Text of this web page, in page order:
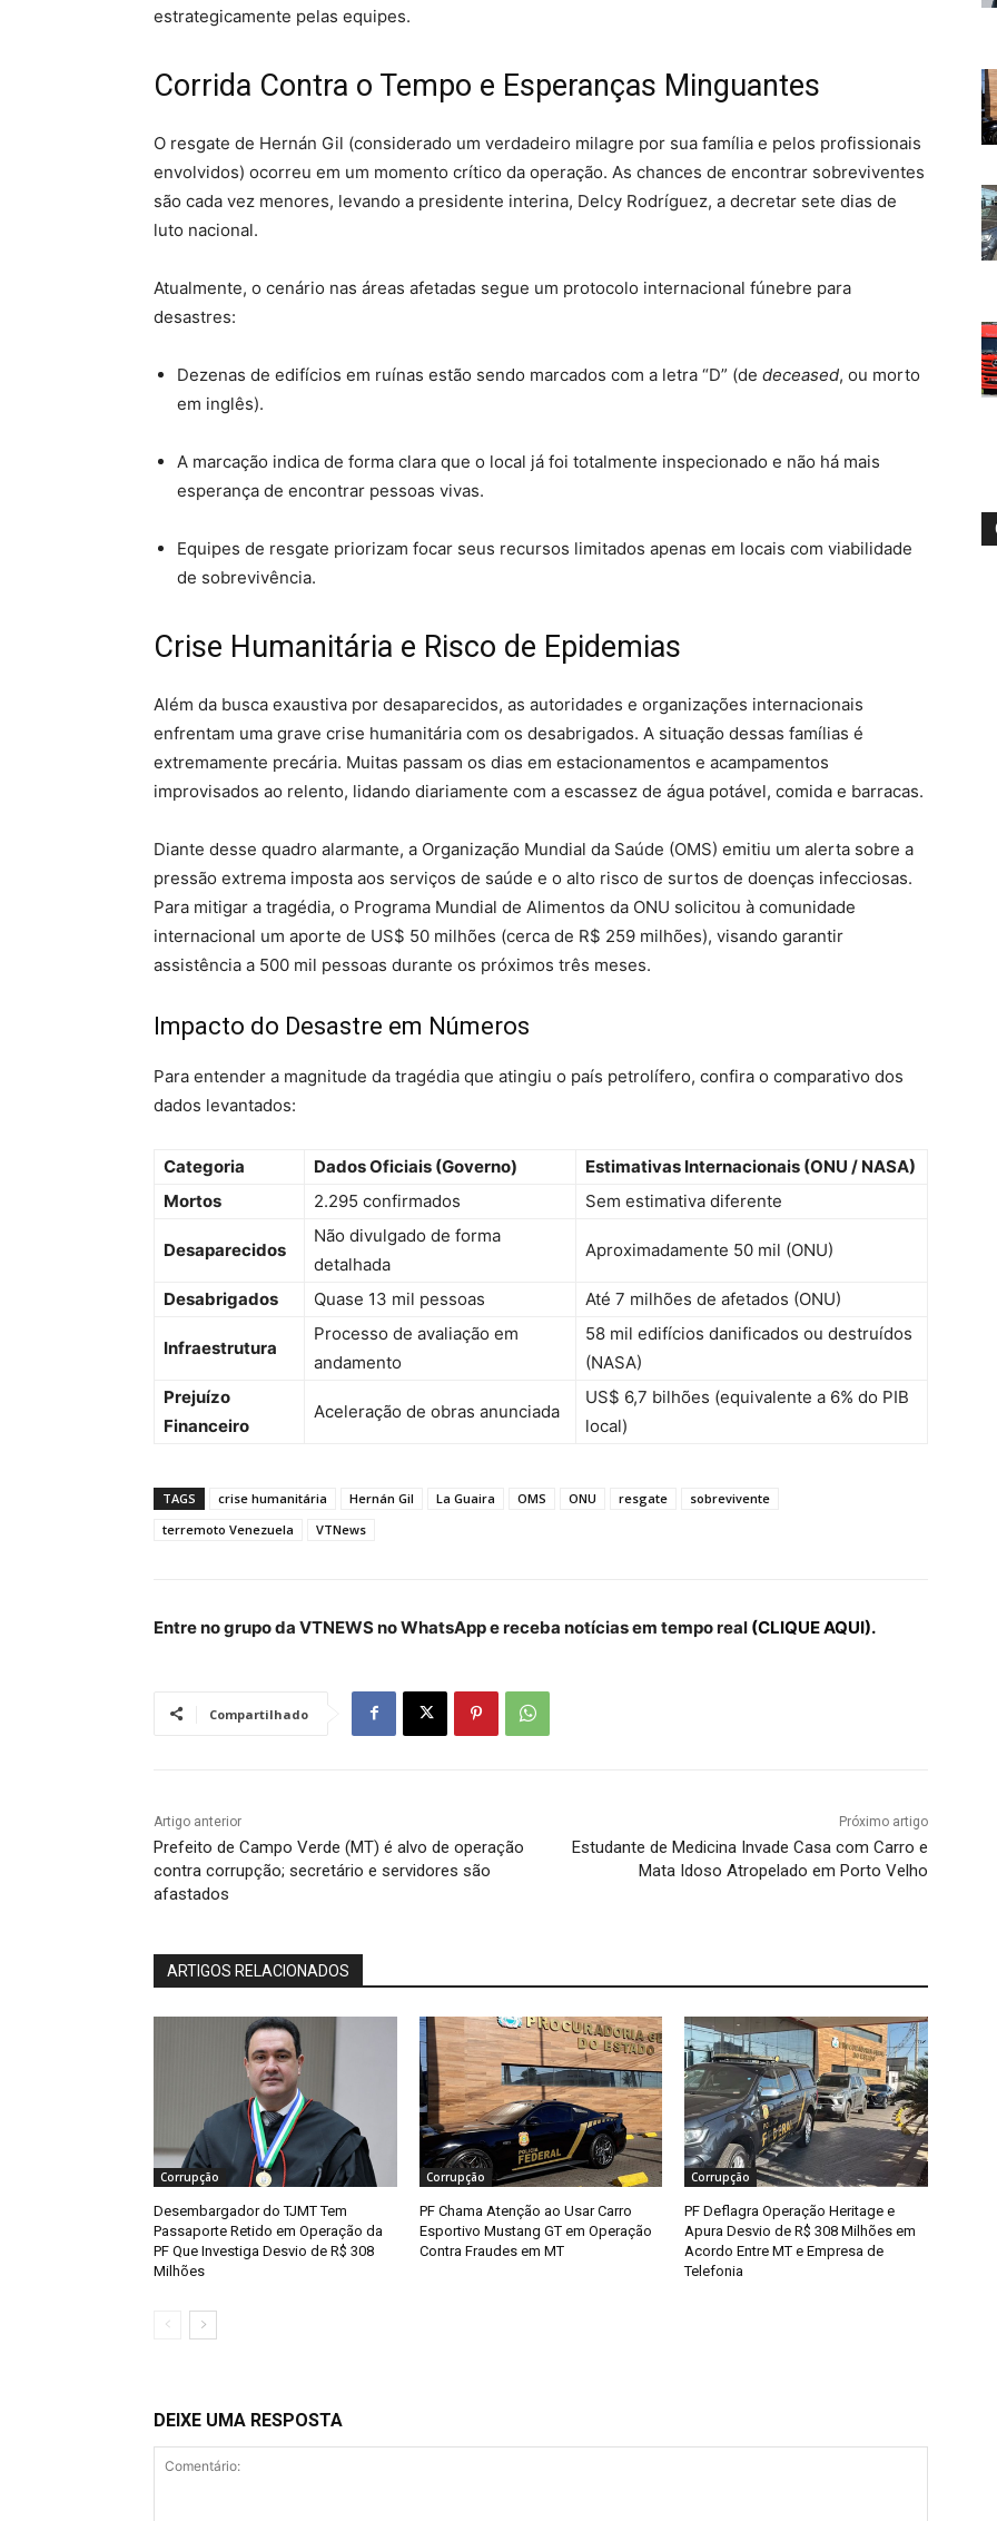
estrategicamente pelas equipes.
Corrida Contra o Tempo e Esperanças Minguantes
O resgate de Hernán Gil (considerado um verdadeiro milagre por sua família e pelos profissionais
envolvidos) ocorreu em um momento crítico da operação. As chances de encontrar sobreviventes
são cada vez menores, levando a presidente interina, Delcy Rodríguez, a decretar sete dias de
luto nacional.
Atualmente, o cenário nas áreas afetadas segue um protocolo internacional fúnebre para
desastres:
Dezenas de edifícios em ruínas estão sendo marcados com a letra “D” (de deceased, ou morto
em inglês).
A marcação indica de forma clara que o local já foi totalmente inspecionado e não há mais
esperança de encontrar pessoas vivas.
Equipes de resgate priorizam focar seus recursos limitados apenas em locais com viabilidade
de sobrevivência.
Crise Humanitária e Risco de Epidemias
Além da busca exaustiva por desaparecidos, as autoridades e organizações internacionais
enfrentam uma grave crise humanitária com os desabrigados. A situação dessas famílias é
extremamente precária. Muitas passam os dias em estacionamentos e acampamentos
improvisados ao relento, lidando diariamente com a escassez de água potável, comida e barracas.
Diante desse quadro alarmante, a Organização Mundial da Saúde (OMS) emitiu um alerta sobre a
pressão extrema imposta aos serviços de saúde e o alto risco de surtos de doenças infecciosas.
Para mitigar a tragédia, o Programa Mundial de Alimentos da ONU solicitou à comunidade
internacional um aporte de US$ 50 milhões (cerca de R$ 259 milhões), visando garantir
assistência a 500 mil pessoas durante os próximos três meses.
Impacto do Desastre em Números
Para entender a magnitude da tragédia que atingiu o país petrolífero, confira o comparativo dos
dados levantados:
Categoria Dados Oficiais (Governo)
Estimativas Internacionais (ONU / NASA)
Mortos
2.295 confirmados Sem estimativa diferente
Desaparecidos
Não divulgado de forma
detalhada
Aproximadamente 50 mil (ONU)
Desabrigados Quase 13 mil pessoas Até 7 milhões de afetados (ONU)
Infraestrutura
Processo de avaliação em
andamento
58 mil edifícios danificados ou destruídos
(NASA)
Prejuízo
Financeiro
Aceleração de obras anunciada
US$ 6,7 bilhões (equivalente a 6% do PIB
local)
TAGS crise humanitária Hernán Gil La Guaira OMS ONU resgate
sobrevivente
terremoto Venezuela
VTNews
Entre no grupo da VTNEWS no WhatsApp e receba notícias em tempo real (CLIQUE AQUI).
Compartilhado
Artigo anterior
Prefeito de Campo Verde (MT) é alvo de operação
contra corrupção; secretário e servidores são
afastados
Próximo artigo
Estudante de Medicina Invade Casa com Carro e
Mata Idoso Atropelado em Porto Velho
ARTIGOS RELACIONADOS
Corrupção
Desembargador do TJMT Tem
Passaporte Retido em Operação da
PF Que Investiga Desvio de R$ 308
Milhões
Corrupção
PF Chama Atenção ao Usar Carro
Esportivo Mustang GT em Operação
Contra Fraudes em MT
Corrupção
PF Deflagra Operação Heritage e
Apura Desvio de R$ 308 Milhões em
Acordo Entre MT e Empresa de
Telefonia
DEIXE UMA RESPOSTA